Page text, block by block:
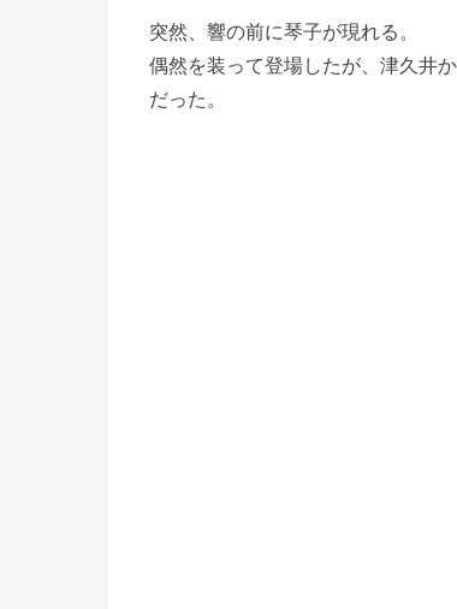
突然、響の前に琴子が現れる。
偶然を装って登場したが、津久井
だった。